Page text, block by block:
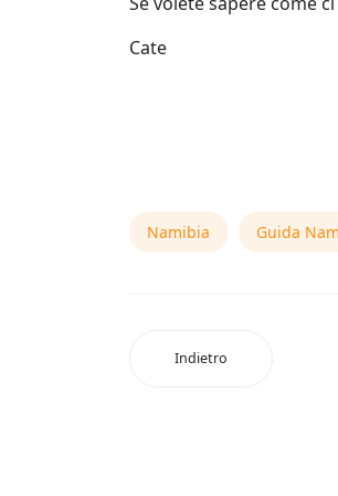
Cate
Namibia Guida
Indietro